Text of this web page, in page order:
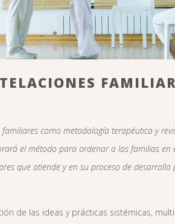
como metodología terapéutica y
el método para ordenar a las familias en
que atiende y en su proceso de desarrollo
de las ideas y prácticas sistémicas,